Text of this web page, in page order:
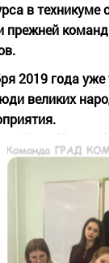
в
прежней
2019 года
великих